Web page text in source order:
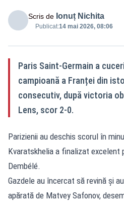
Scris de Ionuț Nichita
Publicat:14 mai 2026, 08:06
Paris Saint-Germain a
campioană a Franței din
consecutiv, după victoria
Lens, scor 2-0.
Parizienii au deschis scorul în
Kvaratskhelia a finalizat excelent
Dembélé.
Gazdele au încercat să revină și
apărată de Matvey Safonov,